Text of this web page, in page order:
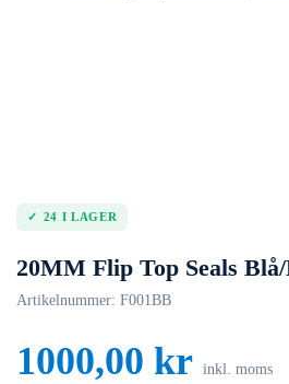
24 I LAGER
20MM Flip Top Seals
Artikelnummer: F001BB
1000,00 kr inkl. moms